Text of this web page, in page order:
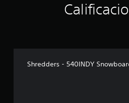
Shredders - 540INDY